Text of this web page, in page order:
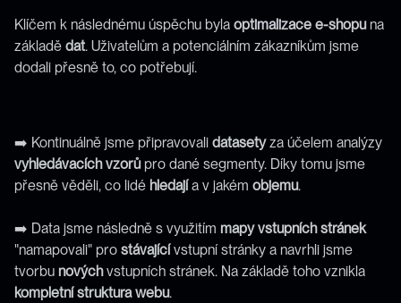
Klíčem k následnému úspěchu byla optimalizace e-shopu na
základě dat. Uživatelům a potenciálním zákazníkům jsme
dodali přesně to, co potřebují.
➡️ Kontinuálně jsme připravovali datasety
vyhledávacích vzorů pro dané segmenty. Díky tomu jsme
přesně věděli, co lidé hledají a v jakém objemu.
➡️ Data jsme následně s využitím mapy vstupních stránek
"namapovali" pro stávající vstupní stránky a navrhli jsme
tvorbu nových
kompletní struktura webu.